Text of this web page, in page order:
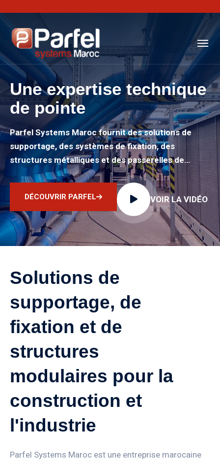
Une expertise technique
de pointe
Parfel Systems Maroc fournit des solutions de
supportage, des systèmes de fixation, des
structures métalliques et des passerelles de
qualité supérieure pour les projets les plus
DÉCOUVRIR PARFEL VOIR LA VIDÉO
Solutions de
supportage, de
fixation et de
structures
modulaires pour la
construction et
l'industrie
Parfel Systems Maroc est une entreprise marocaine